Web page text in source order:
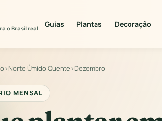
o Brasil real Guias Plantas Decoração
›Norte Úmido Quente›Dezembro
MENSAL